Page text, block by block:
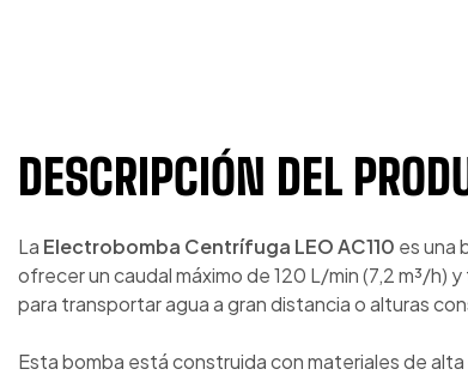
DESCRIPCIÓN DEL
La Electrobomba Centrífuga LEO AC110 es una
ofrecer un caudal máximo de 120 L/min (7,2 m³/
para transportar agua a gran distancia o alturas
Esta bomba está construida con materiales de